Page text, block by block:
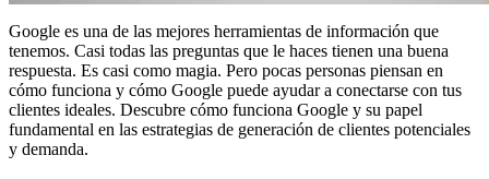
Google es una de las mejores herramientas de información que
tenemos. Casi todas las preguntas que le haces tienen una buena
respuesta. Es casi como magia. Pero pocas personas piensan en
cómo funciona y cómo Google puede ayudar a conectarse con tus
clientes ideales. Descubre cómo funciona Google y su papel
fundamental en las estrategias de generación de clientes potenciales
y demanda.